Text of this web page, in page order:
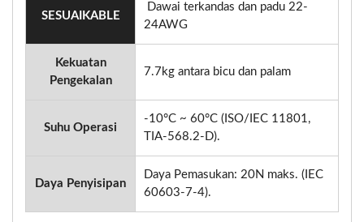
SESUAIKABLE
Dawai terkandas dan padu 22-
24AWG
Kekuatan
Pengekalan
7.7kg antara bicu dan palam
Suhu Operasi
-10°C ~ 60°C (ISO/IEC 11801,
TIA-568.2-D).
Daya Penyisipan
Daya Pemasukan: 20N maks. (IEC
60603-7-4).